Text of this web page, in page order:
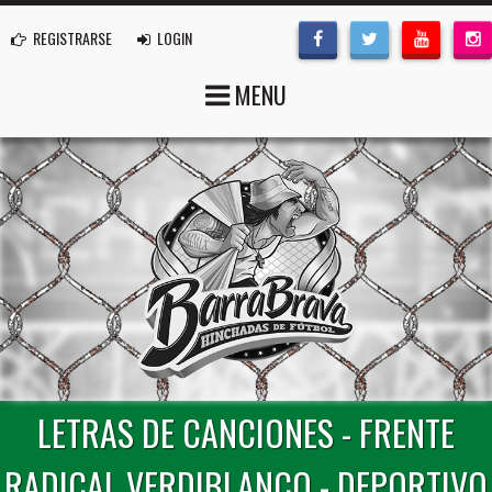
REGISTRARSE LOGIN
MENU
LETRAS DE CANCIONES - FRENTE